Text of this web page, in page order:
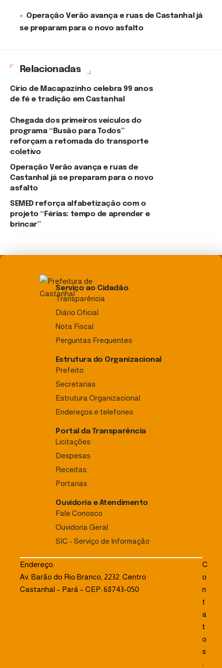
Operação Verão avança e ruas de Castanhal já
se preparam para o novo asfalto
Relacionadas
Círio de Macapazinho celebra 99 anos
de fé e tradição em Castanhal
Chegada dos primeiros veículos do
programa “Busão para Todos”
reforçam a retomada do transporte
coletivo
Operação Verão avança e ruas de
Castanhal já se preparam para o novo
asfalto
SEMED reforça alfabetização com o
projeto “Férias: tempo de aprender e
brincar”
Serviço ao Cidadão
Transparência
Diário Oficial
Nota Fiscal
Perguntas Frequentes
Estrutura do Organizacional
Prefeito
Secretarias
Estrutura Organizacional
Endereços e telefones
Portal da Transparência
Licitações
Despesas
Receitas
Portarias
Ouvidoria e Atendimento
Fale Conosco
Ouvidoria Geral
SIC - Serviço de Informação
Endereço:
Av. Barão do Rio Branco, 2232. Centro
Castanhal – Pará – CEP: 68743-050
C
o
n
t
a
t
o
s
: